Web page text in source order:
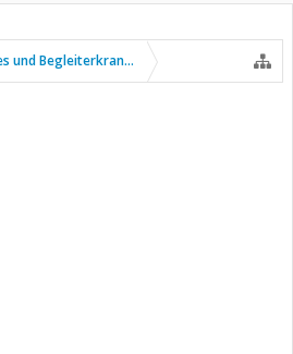
und Begleiterkrankungen